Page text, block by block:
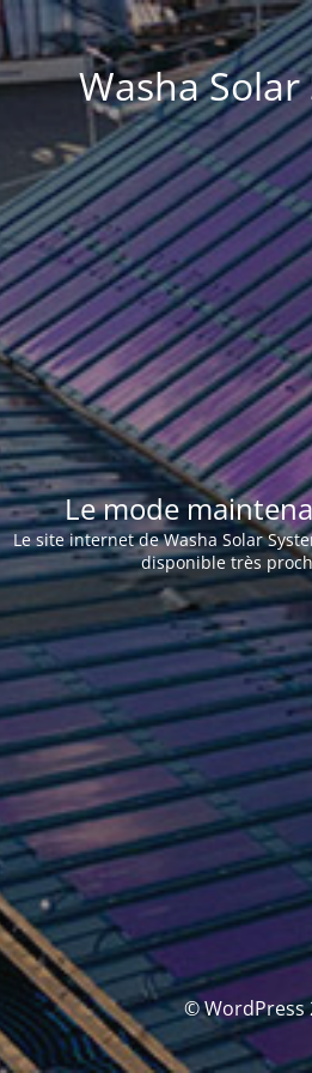
Washa Solar
Le mode
Le site internet de Washa Solar
disponible très
© WordPress